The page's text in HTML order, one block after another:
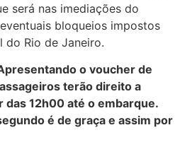
será nas imediações do
bloqueios impostos
do Rio de Janeiro.
o voucher de
terão direito a
12h00 até o embarque.
é de graça e assim por